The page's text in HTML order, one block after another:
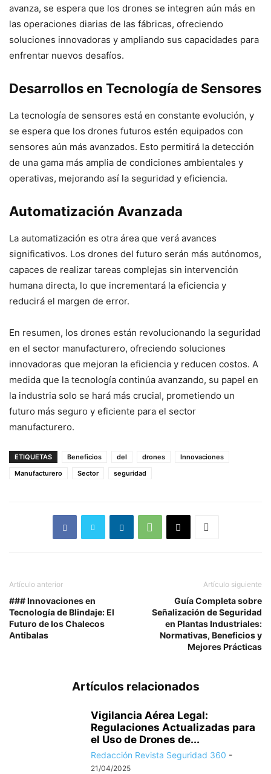
avanza, se espera que los drones se integren aún más en
las operaciones diarias de las fábricas, ofreciendo
soluciones innovadoras y ampliando sus capacidades para
enfrentar nuevos desafíos.
Desarrollos en Tecnología de Sensores
La tecnología de sensores está en constante evolución, y
se espera que los drones futuros estén equipados con
sensores aún más avanzados. Esto permitirá la detección
de una gama más amplia de condiciones ambientales y
operativas, mejorando así la seguridad y eficiencia.
Automatización Avanzada
La automatización es otra área que verá avances
significativos. Los drones del futuro serán más autónomos,
capaces de realizar tareas complejas sin intervención
humana directa, lo que incrementará la eficiencia y
reducirá el margen de error.
En resumen, los drones están revolucionando la seguridad
en el sector manufacturero, ofreciendo soluciones
innovadoras que mejoran la eficiencia y reducen costos. A
medida que la tecnología continúa avanzando, su papel en
la industria solo se hará más crucial, prometiendo un
futuro más seguro y eficiente para el sector
manufacturero.
ETIQUETAS Beneficios del drones
Innovaciones
Manufacturero
Sector seguridad
Artículo anterior
### Innovaciones en
Tecnología de Blindaje: El
Futuro de los Chalecos
Antibalas
Artículo siguiente
Guía Completa sobre
Señalización de Seguridad
en Plantas Industriales:
Normativas, Beneficios y
Mejores Prácticas
Artículos relacionados
Vigilancia Aérea Legal:
Regulaciones Actualizadas para
el Uso de Drones de...
Redacción Revista Seguridad 360 -
21/04/2025